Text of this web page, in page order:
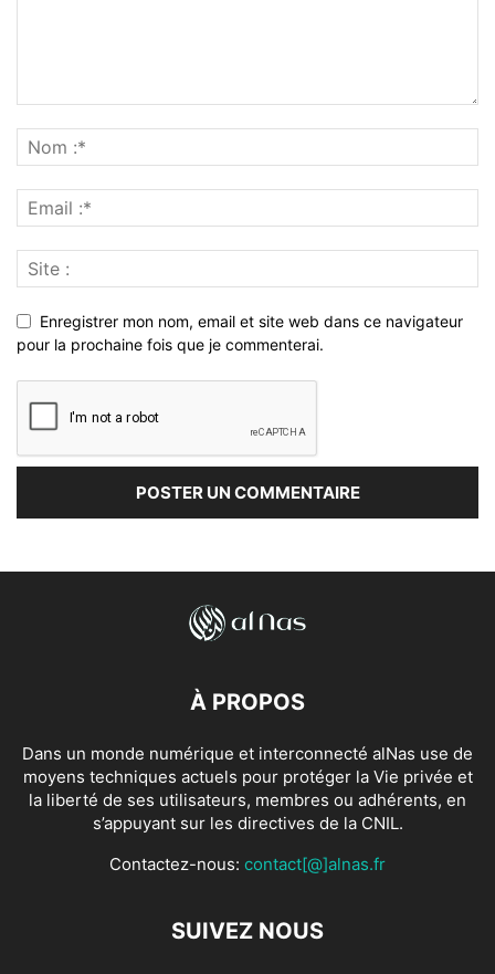
Enregistrer mon nom, email et site web dans ce navigateur
pour la prochaine fois que je commenterai.
À PROPOS
Dans un monde numérique et interconnecté alNas use de
moyens techniques actuels pour protéger la Vie privée et
la liberté de ses utilisateurs, membres ou adhérents, en
s’appuyant sur les directives de la CNIL.
Contactez-nous: contact[@]alnas.fr
SUIVEZ NOUS